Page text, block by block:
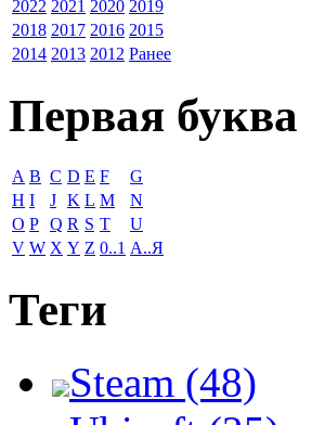
2022 2021 2020 2019
2018 2017 2016 2015
2014 2013 2012 Ранее
Первая буква
A B C D E F
G
H I J K L M
N
O P Q R S T
U
V W X Y Z 0..1 А..Я
Теги
Steam (48)